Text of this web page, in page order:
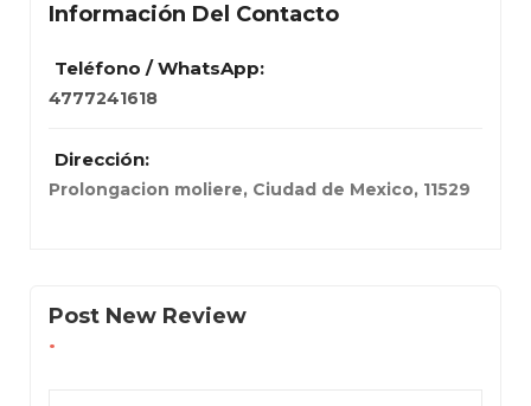
Información Del Contacto
Teléfono / WhatsApp:
4777241618
Dirección:
Prolongacion moliere, Ciudad de Mexico, 11529
Post New Review